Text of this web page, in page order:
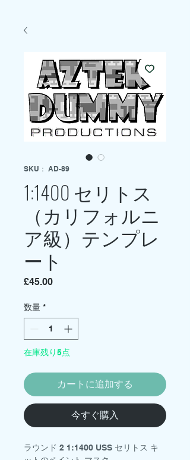
SKU： AD-89
1:1400 セリトス
（カリフォルニ
ア級）テンプレ
ート
£45.00価
数量 *
在庫残り5点
カートに追加する
今すぐ購入
ラウンド 2 1:1400 USS セリトス キ